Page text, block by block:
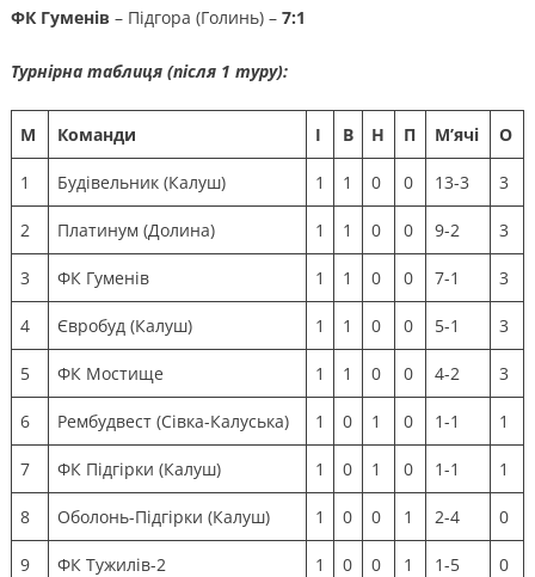
ФК Гуменів – Підгора (Голинь) – 7:1
Турнірна таблиця (після 1 туру):
М Команди І В Н П М’ячі О
1 Будівельник (Калуш) 1 1 0 0 13-3 3
2 Платинум (Долина) 1 1 0 0 9-2 3
3 ФК Гуменів 1 1 0 0 7-1 3
4 Євробуд (Калуш) 1 1 0 0 5-1 3
5 ФК Мостище 1 1 0 0 4-2 3
6 Рембудвест (Сівка-Калуська) 1 0 1 0 1-1 1
7 ФК Підгірки (Калуш) 1 0 1 0 1-1 1
8 Оболонь-Підгірки (Калуш) 1 0 0 1 2-4 0
9 ФК Тужилів-2 1 0 0 1 1-5 0